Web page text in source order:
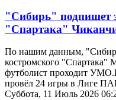
"Сибирь" подпишет
"Спартака"
По нашим данным,
костромского "Спартака"
футболист проходит
провёл 24 игры в Лиге
Суббота, 11 Июль 2026